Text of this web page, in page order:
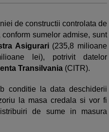
de constructii controlata de
sumelor admise, sunt
Asigurari(235,8 milioane
lei), potrivit datelor
Transilvania (CITR).
conditie la data deschiderii
la masa credala si vor fi
de sume in masura